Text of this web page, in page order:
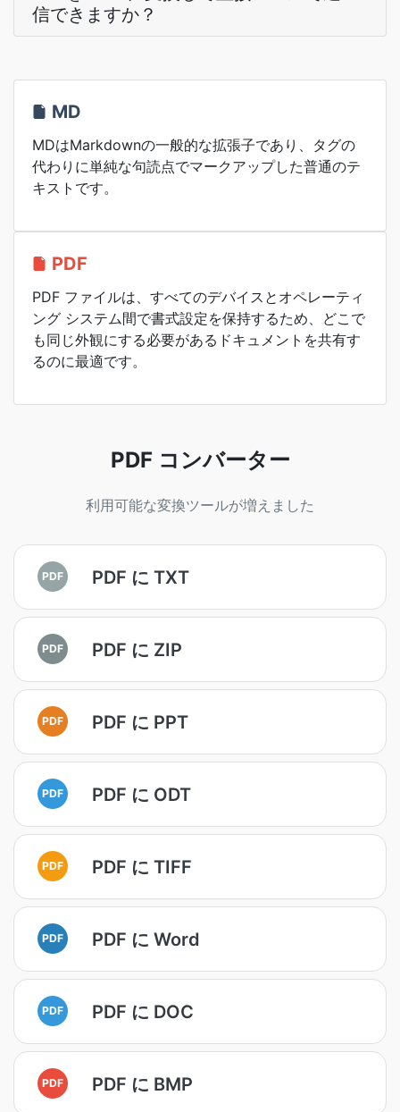
信できますか？
MD
MDはMarkdownの一般的な拡張子であり、タグの
代わりに単純な句読点でマークアップした普通のテ
キストです。
PDF
PDF ファイルは、すべてのデバイスとオペレーティ
ング システム間で書式設定を保持するため、どこで
も同じ外観にする必要があるドキュメントを共有す
るのに最適です。
PDF コンバーター
利用可能な変換ツールが増えました
PDF PDF に TXT
PDF PDF に ZIP
PDF PDF に PPT
PDF PDF に ODT
PDF PDF に TIFF
PDF PDF に Word
PDF PDF に DOC
PDF PDF に BMP